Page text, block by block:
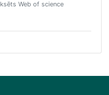
Web of science